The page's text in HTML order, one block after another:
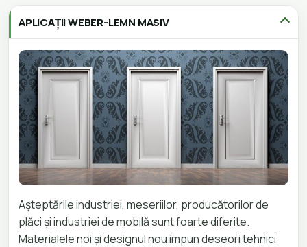
APLICAȚII WEBER-LEMN MASIV
Așteptările industriei, meseriilor, producătorilor de
plăci și industriei de mobilă sunt foarte diferite.
Materialele noi și designul nou impun deseori tehnici